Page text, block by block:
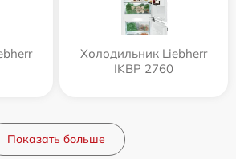
Холодильник Liebherr
IKBP 2760
Показать больше